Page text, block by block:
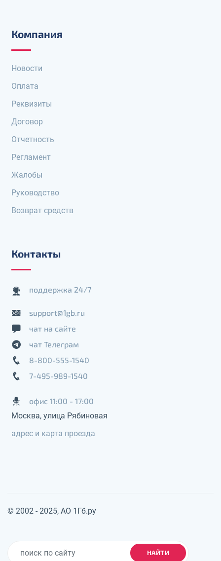
Компания
Новости
Оплата
Реквизиты
Договор
Отчетность
Регламент
Жалобы
Руководство
Возврат средств
Контакты
поддержка 24/7
support@1gb.ru
чат на сайте
чат Телеграм
8-800-555-1540
7-495-989-1540
офис 11:00 - 17:00
Москва, улица Рябиновая
адрес и карта проезда
© 2002 - 2025, АО 1Гб.ру
НАЙТИ